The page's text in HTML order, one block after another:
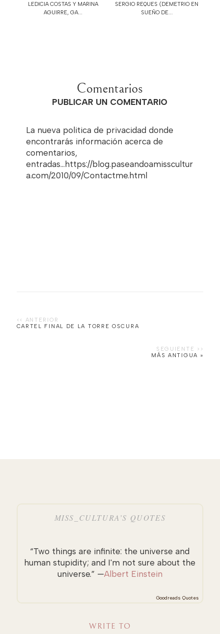
LEDICIA COSTAS Y MARINA
AGUIRRE, GA...
SERGIO REQUES (DEMETRIO EN
SUEÑO DE...
Comentarios
PUBLICAR UN COMENTARIO
La nueva politica de privacidad donde
encontrarás información acerca de
comentarios,
entradas...https://blog.paseandoamisscultur
a.com/2010/09/Contactme.html
CARTEL FINAL DE LA TORRE OSCURA
MÁS ANTIGUA »
MISS_CULTURA’S QUOTES
“Two things are infinite: the universe and
human stupidity; and I'm not sure about the
universe.” —Albert Einstein
Goodreads Quotes
WRITE TO